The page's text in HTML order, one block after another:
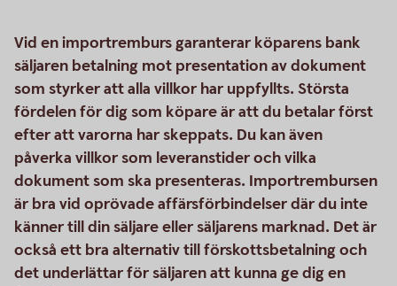
Vid en importremburs garanterar köparens bank
säljaren betalning mot presentation av dokument
som styrker att alla villkor har uppfyllts. Största
fördelen för dig som köpare är att du betalar först
efter att varorna har skeppats. Du kan även
påverka villkor som leveranstider och vilka
dokument som ska presenteras. Importrembursen
är bra vid oprövade affärsförbindelser där du inte
känner till din säljare eller säljarens marknad. Det är
också ett bra alternativ till förskottsbetalning och
det underlättar för säljaren att kunna ge dig en